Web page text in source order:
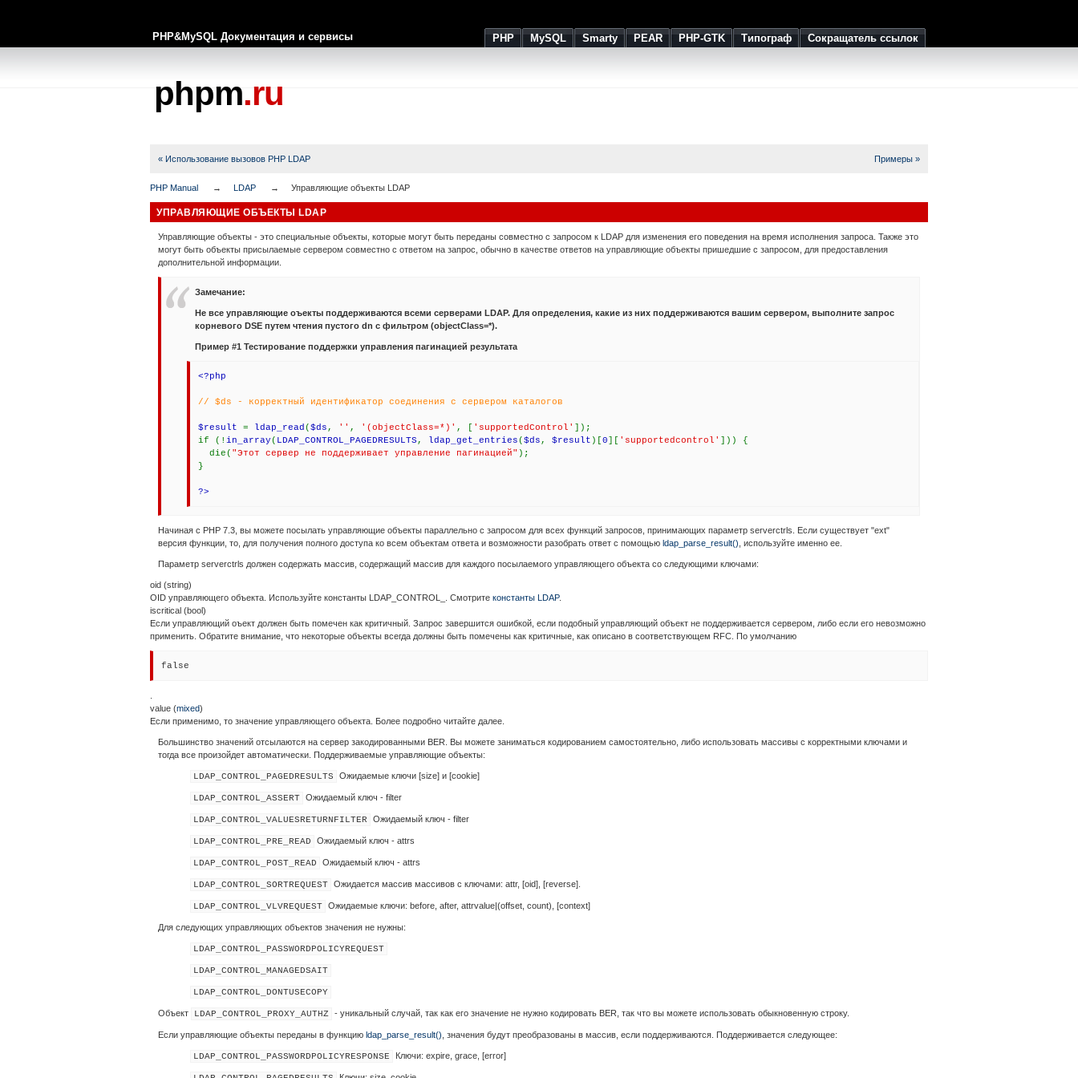
PHP&MySQL Документация и сервисы PHP MySQL Smarty PEAR PHP-GTK Типограф Сокращатель ссылок
phpm.ru
« Использование вызовов PHP LDAP Примеры »
PHP Manual LDAP Управляющие объекты LDAP
УПРАВЛЯЮЩИЕ ОБЪЕКТЫ LDAP
Управляющие объекты - это специальные объекты, которые могут быть переданы совместно с запросом к LDAP для изменения его поведения на время исполнения запроса. Также это
могут быть объекты присылаемые сервером совместно с ответом на запрос, обычно в качестве ответов на управляющие объекты пришедшие с запросом, для предоставления
дополнительной информации.
Замечание:
Не все управляющие оъекты поддерживаются всеми серверами LDAP. Для определения, какие из них поддерживаются вашим сервером, выполните запрос
корневого DSE путем чтения пустого dn с фильтром (objectClass=*).
Пример #1 Тестирование поддержки управления пагинацией результата
<?php
// $ds - корректный идентификатор соединения с сервером каталогов
$result = ldap_read ($ds , '' , '(objectClass=*)' , [ 'supportedControl' ]);
if (! in_array( LDAP_CONTROL_PAGEDRESULTS , ldap_get_entries($ds , $result )[0][ 'supportedcontrol' ])) {
die( "Этот сервер не поддерживает управление пагинацией" );
}
?>
Начиная с PHP 7.3, вы можете посылать управляющие объекты параллельно с запросом для всех функций запросов, принимающих параметр serverctrls. Если существует "ext"
версия функции, то, для получения полного доступа ко всем объектам ответа и возможности разобрать ответ с помощью ldap_parse_result() , используйте именно ее.
Параметр serverctrls должен содержать массив, содержащий массив для каждого посылаемого управляющего объекта со следующими ключами:
oid (string)
OID управляющего объекта. Используйте константы LDAP_CONTROL_. Смотрите константы LDAP.
iscritical (bool)
Если управляющий оъект должен быть помечен как критичный. Запрос завершится ошибкой, если подобный управляющий объект не поддерживается сервером, либо если его невозможно
применить. Обратите внимание, что некоторые объекты всегда должны быть помечены как критичные, как описано в соответствующем RFC. По умолчанию
false
value (mixed)
Если применимо, то значение управляющего объекта. Более подробно читайте далее.
Большинство значений отсылаются на сервер закодированными BER. Вы можете заниматься кодированием самостоятельно, либо использовать массивы с корректными ключами и
тогда все произойдет автоматически. Поддерживаемые управляющие объекты:
LDAP_CONTROL_PAGEDRESULTS Ожидаемые ключи [size] и [cookie]
LDAP_CONTROL_ASSERT Ожидаемый ключ - filter
LDAP_CONTROL_VALUESRETURNFILTER Ожидаемый ключ - filter
LDAP_CONTROL_PRE_READ Ожидаемый ключ - attrs
LDAP_CONTROL_POST_READ Ожидаемый ключ - attrs
LDAP_CONTROL_SORTREQUEST Ожидается массив массивов с ключами: attr, [oid], [reverse].
LDAP_CONTROL_VLVREQUEST Ожидаемые ключи: before, after, attrvalue|(offset, count), [context]
Для следующих управляющих объектов значения не нужны:
LDAP_CONTROL_PASSWORDPOLICYREQUEST
LDAP_CONTROL_MANAGEDSAIT
LDAP_CONTROL_DONTUSECOPY
Объект LDAP_CONTROL_PROXY_AUTHZ - уникальный случай, так как его значение не нужно кодировать BER, так что вы можете использовать обыкновенную строку.
Если управляющие объекты переданы в функцию ldap_parse_result() , значения будут преобразованы в массив, если поддерживаются. Поддерживается следующее:
LDAP_CONTROL_PASSWORDPOLICYRESPONSE Ключи: expire, grace, [error]